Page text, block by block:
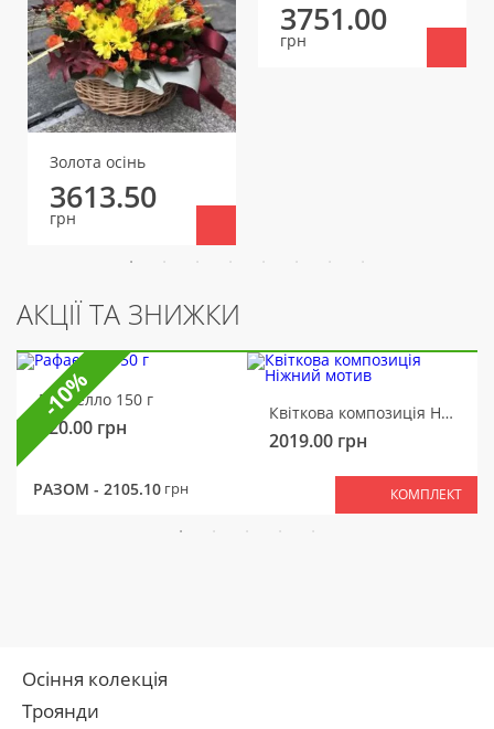
Золота осінь
3613.50
грн
3751.00
грн
АКЦІЇ ТА ЗНИЖКИ
Рафаелло 150 г
320.00 грн
Квіткова композиція Ніжний мотив
2019.00 грн
РАЗОМ - 2105.10 грн КОМПЛЕКТ
-10%
Осіння колекція
Троянди